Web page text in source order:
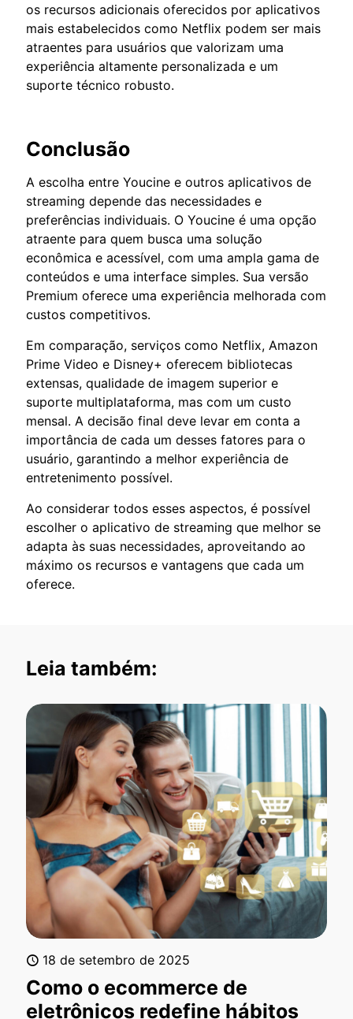
os recursos adicionais oferecidos por aplicativos
mais estabelecidos como Netflix podem ser mais
atraentes para usuários que valorizam uma
experiência altamente personalizada e um
suporte técnico robusto.
Conclusão
A escolha entre Youcine e outros aplicativos de
streaming depende das necessidades e
preferências individuais. O Youcine é uma opção
atraente para quem busca uma solução
econômica e acessível, com uma ampla gama de
conteúdos e uma interface simples. Sua versão
Premium oferece uma experiência melhorada com
custos competitivos.
Em comparação, serviços como Netflix, Amazon
Prime Video e Disney+ oferecem bibliotecas
extensas, qualidade de imagem superior e
suporte multiplataforma, mas com um custo
mensal. A decisão final deve levar em conta a
importância de cada um desses fatores para o
usuário, garantindo a melhor experiência de
entretenimento possível.
Ao considerar todos esses aspectos, é possível
escolher o aplicativo de streaming que melhor se
adapta às suas necessidades, aproveitando ao
máximo os recursos e vantagens que cada um
oferece.
Leia também:
18 de setembro de 2025
Como o ecommerce de
eletrônicos redefine hábitos